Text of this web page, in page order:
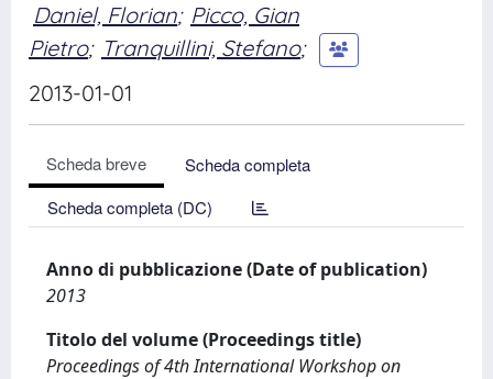
Daniel, Florian; Picco, Gian
Pietro; Tranquillini, Stefano;
2013-01-01
Scheda breve
Scheda completa
Scheda completa (DC)
Anno di pubblicazione (Date of publication)
2013
Titolo del volume (Proceedings title)
Proceedings of 4th International Workshop on